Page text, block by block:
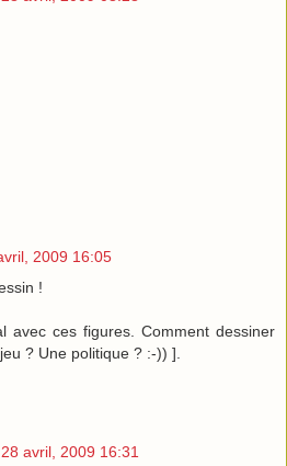
2009 16:05
!
avec ces figures. Comment dessiner
? Une politique ? :-)) ].
28 avril, 2009 16:31